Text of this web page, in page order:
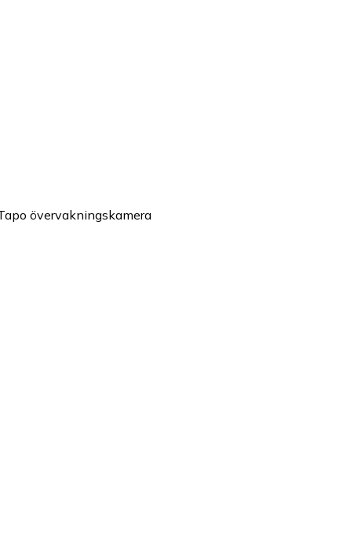
övervakningskamera